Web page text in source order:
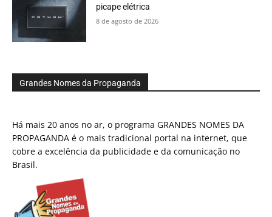
picape elétrica
8 de agosto de 2026
Grandes Nomes da Propaganda
Há mais 20 anos no ar, o programa GRANDES NOMES DA
PROPAGANDA é o mais tradicional portal na internet, que
cobre a excelência da publicidade e da comunicação no
Brasil.